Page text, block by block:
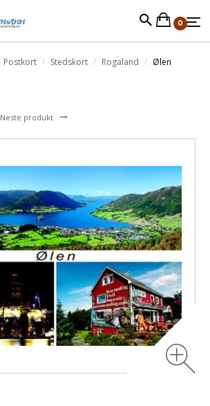
0
Postkort Stedskort Rogaland Ølen
Neste produkt